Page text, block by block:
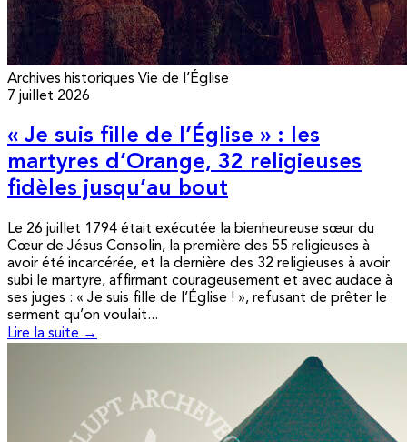
Archives historiques Vie de l’Église
7 juillet 2026
« Je suis fille de l’Église » : les
martyres d’Orange, 32 religieuses
fidèles jusqu’au bout
Le 26 juillet 1794 était exécutée la bienheureuse sœur du
Cœur de Jésus Consolin, la première des 55 religieuses à
avoir été incarcérée, et la dernière des 32 religieuses à avoir
subi le martyre, affirmant courageusement et avec audace à
ses juges : « Je suis fille de l’Église ! », refusant de prêter le
serment qu’on voulait...
Lire la suite →